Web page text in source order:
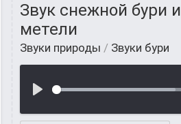
Звук снежной бури и
метели
Звуки природы / Звуки бури